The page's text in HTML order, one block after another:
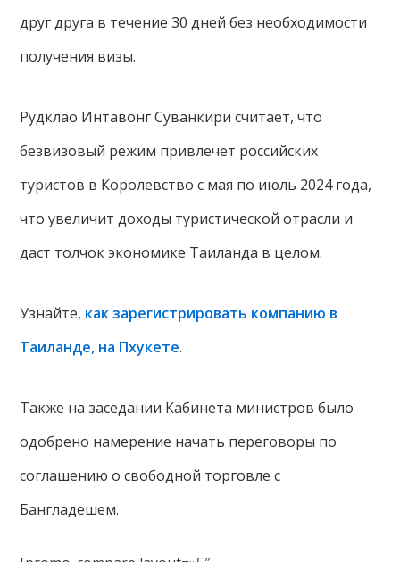
друг друга в течение 30 дней без необходимости
получения визы.
Рудклао Интавонг Суванкири считает, что
безвизовый режим привлечет российских
туристов в Королевство с мая по июль 2024 года,
что увеличит доходы туристической отрасли и
даст толчок экономике Таиланда в целом.
Узнайте, как зарегистрировать компанию в
Таиланде, на Пхукете.
Также на заседании Кабинета министров было
одобрено намерение начать переговоры по
соглашению о свободной торговле с
Бангладешем.